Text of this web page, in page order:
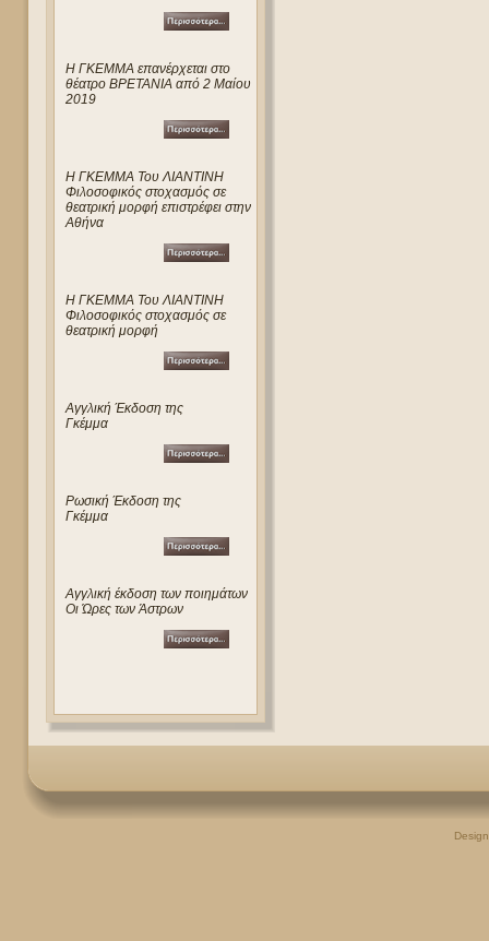
Η ΓΚΕΜΜΑ επανέρχεται στο
θέατρο ΒΡΕΤΑΝΙΑ από 2 Μαίου
2019
Η ΓΚΕΜΜΑ Του ΛΙΑΝΤΙΝΗ
Φιλοσοφικός στοχασμός σε
θεατρική μορφή επιστρέφει στην
Αθήνα
Η ΓΚΕΜΜΑ Του ΛΙΑΝΤΙΝΗ
Φιλοσοφικός στοχασμός σε
θεατρική μορφή
Αγγλική Έκδοση της
Γκέμμα
Ρωσική Έκδοση της
Γκέμμα
Αγγλική έκδοση των ποιημάτων
Οι Ώρες των Άστρων